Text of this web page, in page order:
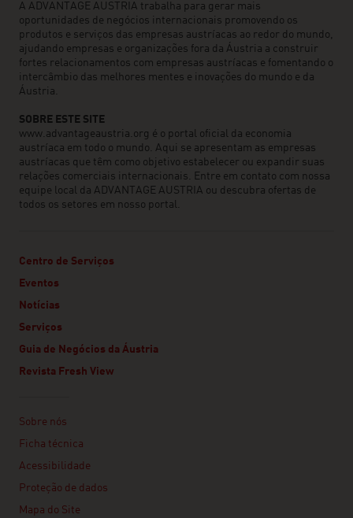
A ADVANTAGE AUSTRIA trabalha para gerar mais
oportunidades de negócios internacionais promovendo os
produtos e serviços das empresas austríacas ao redor do mundo,
ajudando empresas e organizações fora da Áustria a construir
fortes relacionamentos com empresas austríacas e fomentando o
intercâmbio das melhores mentes e inovações do mundo e da
Áustria.
SOBRE ESTE SITE
www.advantageaustria.org é o portal oficial da economia
austríaca em todo o mundo. Aqui se apresentam as empresas
austríacas que têm como objetivo estabelecer ou expandir suas
relações comerciais internacionais. Entre em contato com nossa
equipe local da ADVANTAGE AUSTRIA ou descubra ofertas de
todos os setores em nosso portal.
Centro de Serviços
Eventos
Notícias
Serviços
Guia de Negócios da Áustria
Revista Fresh View
Sobre nós
Ficha técnica
Acessibilidade
Proteção de dados
Mapa do Site